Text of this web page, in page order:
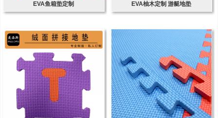
EVA鱼箱垫定制 EVA柚木定制 游艇地垫